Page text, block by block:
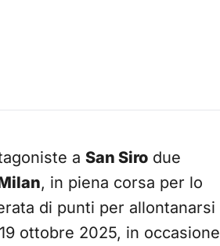
a San Siro due
, in piena corsa per lo
di punti per allontanarsi
ottobre 2025, in occasione